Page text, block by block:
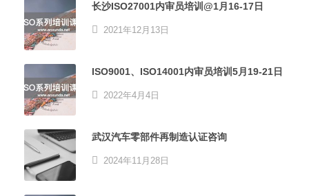
长沙ISO27001内审员培训@1月16-17日
2021年12月13日
ISO9001、ISO14001内审员培训5月19-21日
2022年4月4日
武汉汽车零部件再制造认证咨询
2024年11月28日